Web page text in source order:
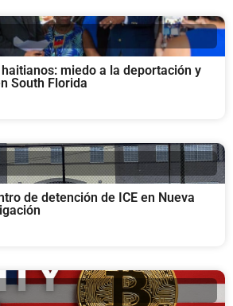
miedo a la deportación y
South Florida
de detención de ICE en Nueva